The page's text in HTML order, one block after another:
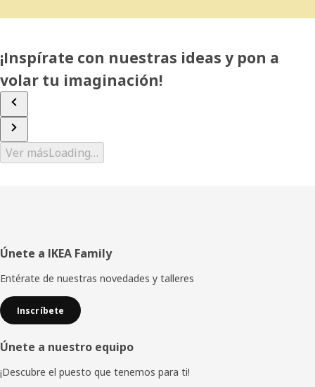
¡Inspírate con nuestras ideas y pon a
volar tu imaginación!
Ver másLoading…
Pie
de
página
Únete a IKEA Family
Entérate de nuestras novedades y talleres
Inscríbete
Únete a nuestro equipo
¡Descubre el puesto que tenemos para ti!